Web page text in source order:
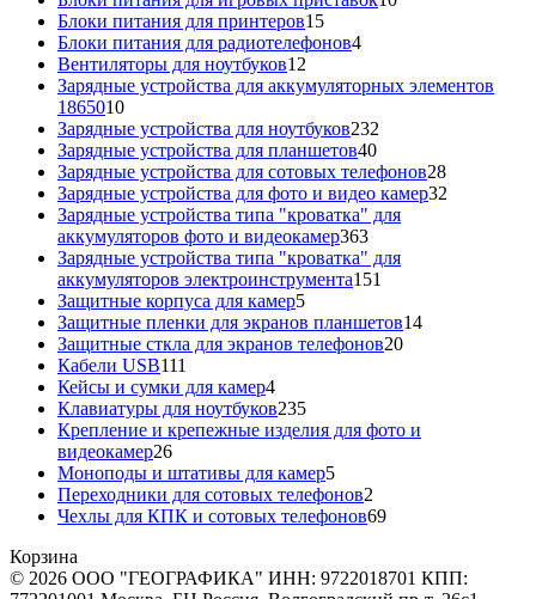
Блоки питания для принтеров1515
товаров
Блоки питания для радиотелефонов44
Вентиляторы для ноутбуков12
товаров
Зарядные устройства для аккумуляторных элементов
186501010
товаров
Зарядные устройства для ноутбуков232
Зарядные устройства для планшетов4040
товаров
Зарядные устройства для сотовых телефонов2828
товаров
Зарядные устройства для фото и видео камер32
Зарядные устройства типа "кроватка" для
аккумуляторов фото и видеокамер363363
товара
Зарядные устройства типа "кроватка" для
аккумуляторов электроинструмента151
Защитные корпуса для камер55
товаров
Защитные пленки для экранов планшетов1414
Защитные сткла для экранов телефонов2020
Кабели USB111
товаров
Кейсы и сумки для камер44
товара
Клавиатуры для ноутбуков235235
товаров
Крепление и крепежные изделия для фото и
видеокамер2626
товаров
Моноподы и штативы для камер55
товаров
Переходники для сотовых телефонов2
товара
Чехлы для КПК и сотовых телефонов6969
Корзина
© 2026 ООО "ГЕОГРАФИКА" ИНН: 9722018701 КПП: